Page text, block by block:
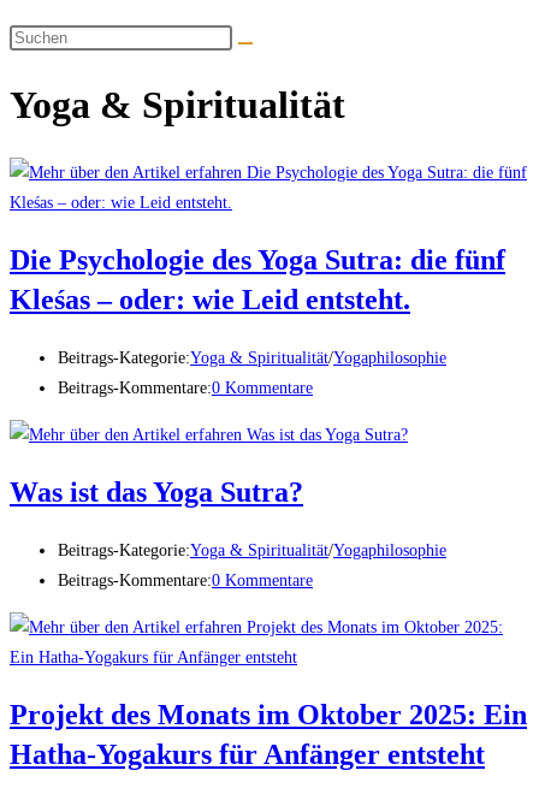
Yoga & Spiritualität
Die Psychologie des Yoga Sutra: die fünf
Kleśas – oder: wie Leid entsteht.
Beitrags-Kategorie:Yoga & Spiritualität/Yogaphilosophie
Beitrags-Kommentare:0 Kommentare
Was ist das Yoga Sutra?
Beitrags-Kategorie:Yoga & Spiritualität/Yogaphilosophie
Beitrags-Kommentare:0 Kommentare
Projekt des Monats im Oktober 2025: Ein
Hatha-Yogakurs für Anfänger entsteht